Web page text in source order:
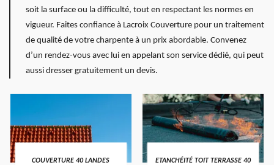
soit la surface ou la difficulté, tout en respectant les normes en
vigueur. Faites confiance à Lacroix Couverture pour un traitement
de qualité de votre charpente à un prix abordable. Convenez
d’un rendez-vous avec lui en appelant son service dédié, qui peut
aussi dresser gratuitement un devis.
COUVERTURE 40 LANDES ETANCHÉITÉ TOIT TERRASSE 40